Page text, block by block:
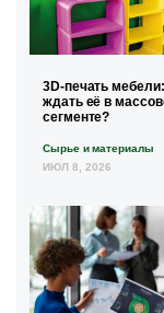
3D-печать
ждать её в
сегменте?
Сырье и материалы
ИЮЛ 8, 2026